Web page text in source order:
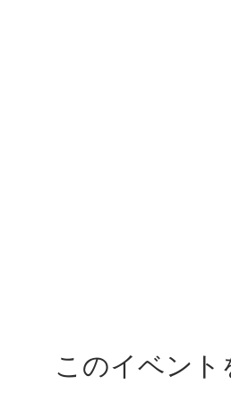
このイベント